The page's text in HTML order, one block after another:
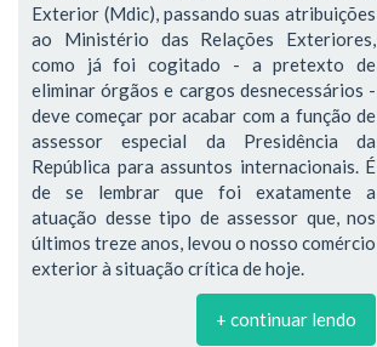
Exterior (Mdic), passando suas atribuições
ao Ministério das Relações Exteriores,
como já foi cogitado - a pretexto de
eliminar órgãos e cargos desnecessários -
deve começar por acabar com a função de
assessor especial da Presidência da
República para assuntos internacionais. É
de se lembrar que foi exatamente a
atuação desse tipo de assessor que, nos
últimos treze anos, levou o nosso comércio
exterior à situação crítica de hoje.
+ continuar lendo